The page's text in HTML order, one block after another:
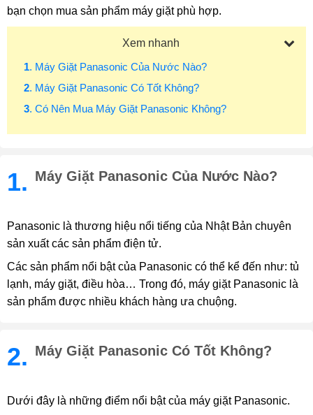
bạn chọn mua sản phẩm máy giặt phù hợp.
Xem nhanh
1. Máy Giặt Panasonic Của Nước Nào?
2. Máy Giặt Panasonic Có Tốt Không?
3. Có Nên Mua Máy Giặt Panasonic Không?
1. Máy Giặt Panasonic Của Nước Nào?
Panasonic là thương hiệu nổi tiếng của Nhật Bản chuyên
sản xuất các sản phẩm điện tử.
Các sản phẩm nổi bật của Panasonic có thể kể đến như: tủ
lạnh, máy giặt, điều hòa… Trong đó, máy giặt Panasonic là
sản phẩm được nhiều khách hàng ưa chuộng.
2. Máy Giặt Panasonic Có Tốt Không?
Dưới đây là những điểm nổi bật của máy giặt Panasonic.